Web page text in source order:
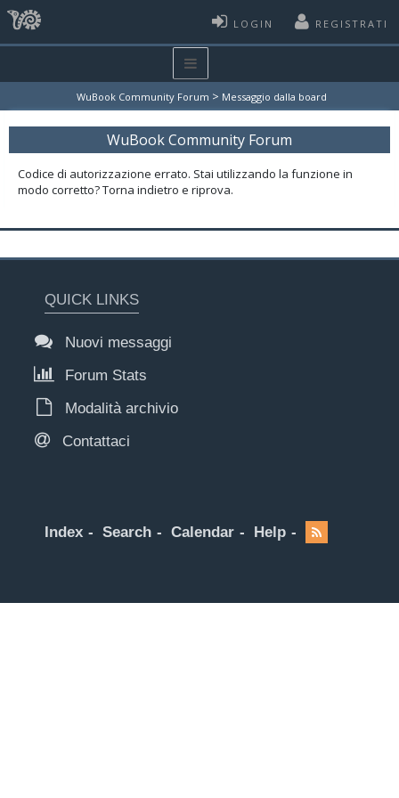
LOGIN REGISTRATI
WuBook Community Forum > Messaggio dalla board
WuBook Community Forum
Codice di autorizzazione errato. Stai utilizzando la funzione in
modo corretto? Torna indietro e riprova.
QUICK LINKS
Nuovi messaggi
Forum Stats
Modalità archivio
Contattaci
Index Search Calendar Help